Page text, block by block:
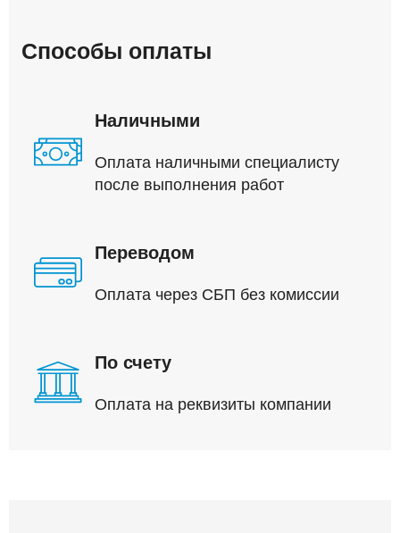
Способы оплаты
Наличными
Оплата наличными специалисту
после выполнения работ
Переводом
Оплата через СБП без комиссии
По счету
Оплата на реквизиты компании